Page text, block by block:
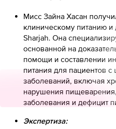
Мисс Зайна Хасан
клиническому питанию
Sharjah. Она
основанной на
помощи и составлении
питания для пациентов
заболеваний, включая
нарушения
заболевания и дефицит
Экспертиза: